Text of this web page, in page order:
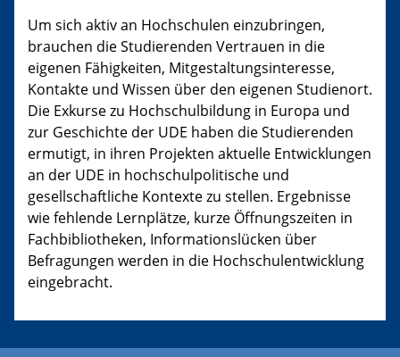
Um sich aktiv an Hochschulen einzubringen,
brauchen die Studierenden Vertrauen in die
eigenen Fähigkeiten, Mitgestaltungsinteresse,
Kontakte und Wissen über den eigenen Studienort.
Die Exkurse zu Hochschulbildung in Europa und
zur Geschichte der UDE haben die Studierenden
ermutigt, in ihren Projekten aktuelle Entwicklungen
an der UDE in hochschulpolitische und
gesellschaftliche Kontexte zu stellen. Ergebnisse
wie fehlende Lernplätze, kurze Öffnungszeiten in
Fachbibliotheken, Informationslücken über
Befragungen werden in die Hochschulentwicklung
eingebracht.